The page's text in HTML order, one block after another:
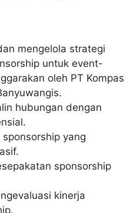
mengelola strategi
untuk event-
oleh PT Kompas
hubungan dengan
yang
sponsorship
kinerja